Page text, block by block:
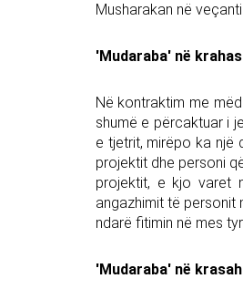
Musharakan në veçanti.
'Mudaraba' në
Në kontraktim me
shumë e përcaktuar i
e tjetrit, mirëpo ka një
projektit dhe personi
projektit, e kjo varet
angazhimit të personit
ndarë fitimin në mes
'Mudaraba' në